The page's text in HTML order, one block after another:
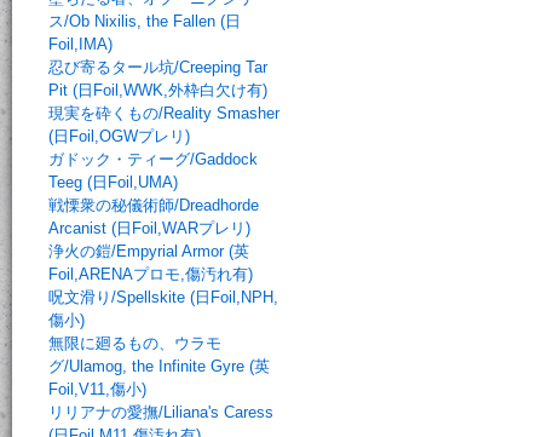
ス/Ob Nixilis, the Fallen (日
Foil,IMA)
忍び寄るタール坑/Creeping Tar
Pit (日Foil,WWK,外枠白欠け有)
現実を砕くもの/Reality Smasher
(日Foil,OGWプレリ)
ガドック・ティーグ/Gaddock
Teeg (日Foil,UMA)
戦慄衆の秘儀術師/Dreadhorde
Arcanist (日Foil,WARプレリ)
浄火の鎧/Empyrial Armor (英
Foil,ARENAプロモ,傷汚れ有)
呪文滑り/Spellskite (日Foil,NPH,
傷小)
無限に廻るもの、ウラモ
グ/Ulamog, the Infinite Gyre (英
Foil,V11,傷小)
リリアナの愛撫/Liliana's Caress